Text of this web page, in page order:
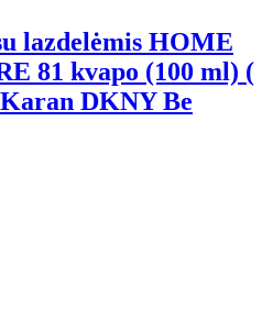
lazdelėmis HOME
81 kvapo (100 ml) (
DKNY Be